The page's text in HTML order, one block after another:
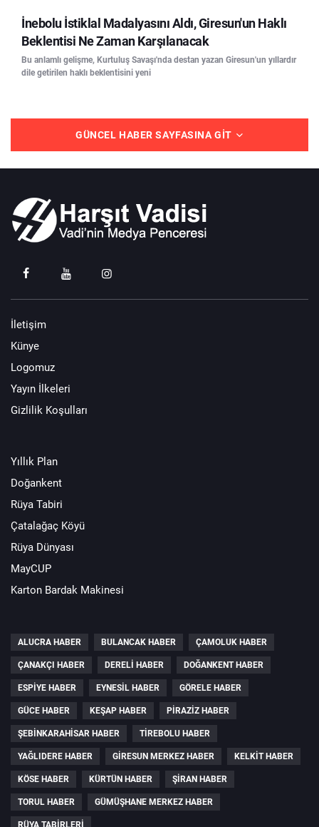
İnebolu İstiklal Madalyasını Aldı, Giresun'un Haklı
Beklentisi Ne Zaman Karşılanacak
Bu anlamlı gelişme, Kurtuluş Savaşı'nda destan yazan Giresun'un yıllardır
dile getirilen haklı beklentisini yeni
GÜNCEL HABER SAYFASINA GIT
İletişim
Künye
Logomuz
Yayın İlkeleri
Gizlilik Koşulları
Yıllık Plan
Doğankent
Rüya Tabiri
Çatalağaç Köyü
Rüya Dünyası
MayCUP
Karton Bardak Makinesi
ALUCRA HABER BULANCAK HABER ÇAMOLUK HABER
ÇANAKÇI HABER DERELI HABER DOĞANKENT HABER
ESPIYE HABER EYNESIL HABER GÖRELE HABER
GÜCE HABER KEŞAP HABER PIRAZIZ HABER
ŞEBINKARAHISAR HABER TIREBOLU HABER
YAĞLIDERE HABER GIRESUN MERKEZ HABER KELKIT HABER
KÖSE HABER KÜRTÜN HABER ŞIRAN HABER
TORUL HABER GÜMÜŞHANE MERKEZ HABER
RÜYA TABIRLERI